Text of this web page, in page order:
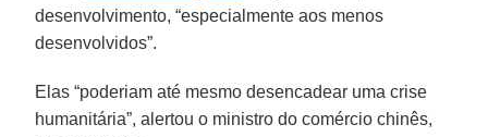
desenvolvimento, “especialmente aos menos
desenvolvidos”.
Elas “poderiam até mesmo desencadear uma crise
humanitária”, alertou o ministro do comércio chinês,